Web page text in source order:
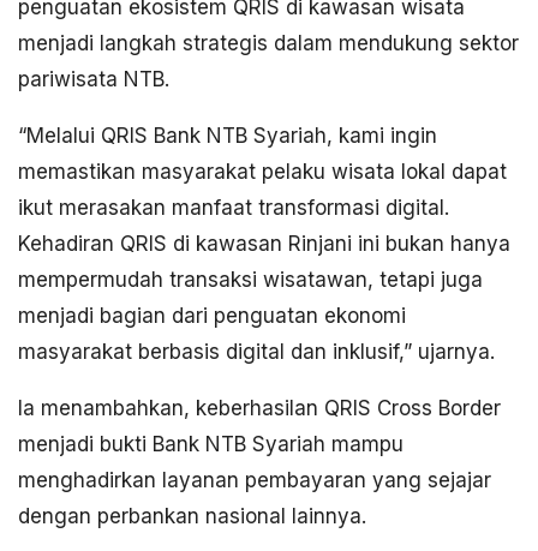
penguatan ekosistem QRIS di kawasan wisata
menjadi langkah strategis dalam mendukung sektor
pariwisata NTB.
“Melalui QRIS Bank NTB Syariah, kami ingin
memastikan masyarakat pelaku wisata lokal dapat
ikut merasakan manfaat transformasi digital.
Kehadiran QRIS di kawasan Rinjani ini bukan hanya
mempermudah transaksi wisatawan, tetapi juga
menjadi bagian dari penguatan ekonomi
masyarakat berbasis digital dan inklusif,” ujarnya.
Ia menambahkan, keberhasilan QRIS Cross Border
menjadi bukti Bank NTB Syariah mampu
menghadirkan layanan pembayaran yang sejajar
dengan perbankan nasional lainnya.